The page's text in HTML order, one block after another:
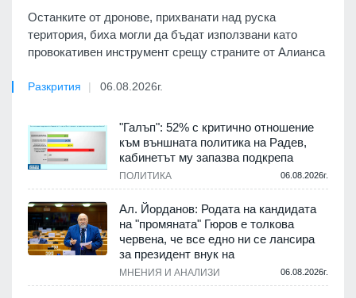
Останките от дронове, прихванати над руска
територия, биха могли да бъдат използвани като
провокативен инструмент срещу страните от Алианса
Разкрития 06.08.2026г.
"Галъп": 52% с критично отношение
към външната политика на Радев,
кабинетът му запазва подкрепа
ПОЛИТИКА 06.08.2026г.
Ал. Йорданов: Родата на кандидата
на "промяната" Гюров е толкова
червена, че все едно ни се лансира
за президент внук на
МНЕНИЯ И АНАЛИЗИ 06.08.2026г.